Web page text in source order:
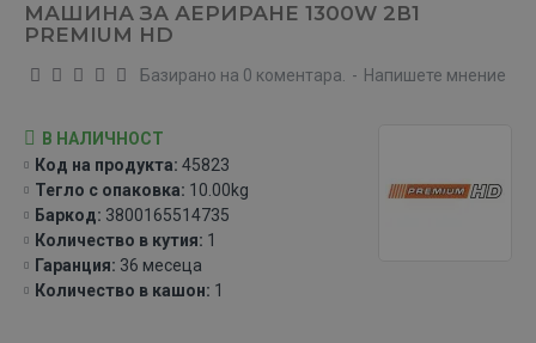
МАШИНА ЗА АЕРИРАНЕ 1300W 2В1
PREMIUM HD
В НАЛИЧНОСТ
Код на продукта: 45823
Тегло с опаковка: 10.00kg
Баркод: 3800165514735
Количество в кашон: 1
Количество в кутия: 1
Гаранция: 36 месеца
Базирано на 0 коментара. - Напишете мнение